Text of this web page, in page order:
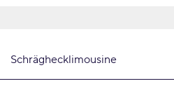
Schräghecklimousine